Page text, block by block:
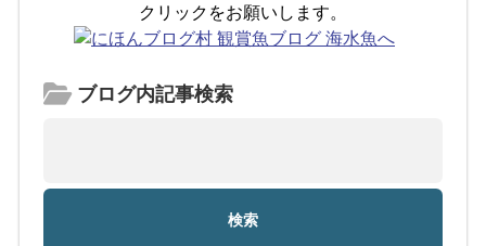
クリックをお願いします。
ブログ内記事検索